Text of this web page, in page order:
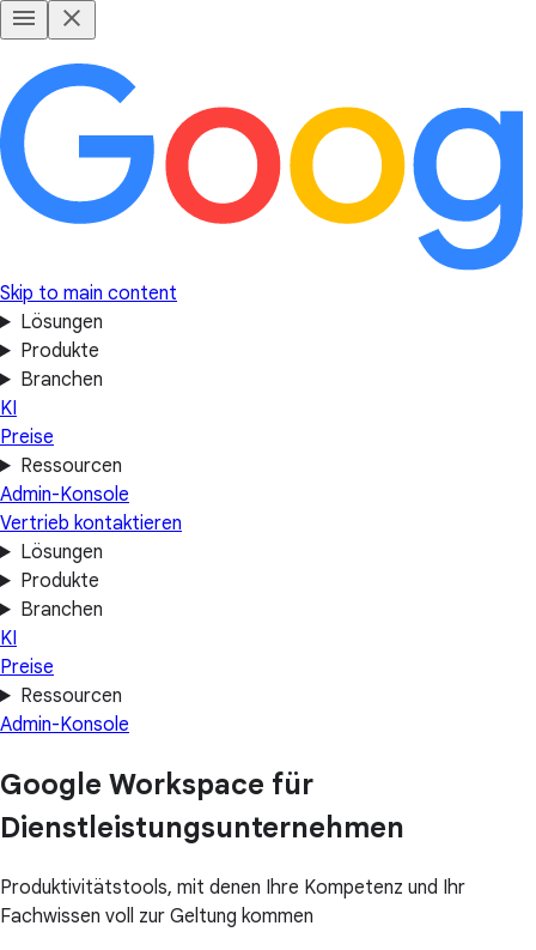
Skip to main content
Lösungen
Produkte
Branchen
KI
Preise
Ressourcen
Admin-Konsole
Vertrieb kontaktieren
Lösungen
Produkte
Branchen
KI
Preise
Ressourcen
Admin-Konsole
Google Workspace für
Dienstleistungsunternehmen
Produktivitätstools, mit denen Ihre Kompetenz und Ihr
Fachwissen voll zur Geltung kommen